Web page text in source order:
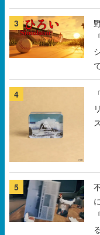
4
すべて見る